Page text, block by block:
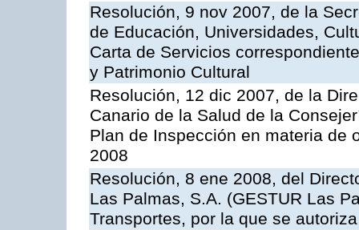
Resolución, 9 nov 2007, de la
de Educación, Universidades,
Carta de Servicios
y Patrimonio Cultural
Resolución, 12 dic 2007, de la
Canario de la Salud de la
Plan de Inspección en materia de
2008
Resolución, 8 ene 2008, del
Las Palmas, S.A. (GESTUR Las
Transportes, por la que se